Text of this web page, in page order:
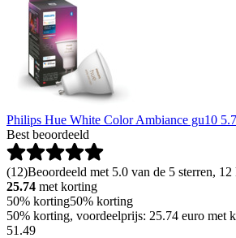
Philips Hue White Color Ambiance gu10
Best beoordeeld
(12)Beoordeeld met 5.0 van de 5 sterren,
25.74 met korting
50% korting50% korting
50% korting, voordeelprijs: 25.74 euro met
51 .49